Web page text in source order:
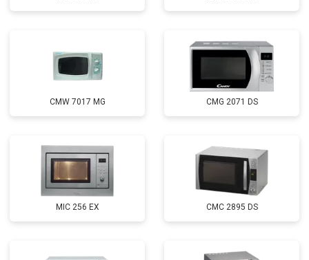
CMW 7017 MG CMG 2071 DS
MIC 256 EX CMC 2895 DS